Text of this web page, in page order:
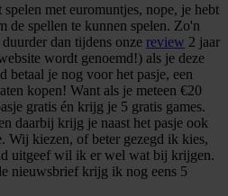
met euromuntjes, nope, je hebt
de spellen te kunnen spelen. Zo'n
dan tijdens onze review 2 jaar
wordt genoemd!) als je deze
betaal je nog voor het pasje, een
kopen! Want als je meteen €20
gratis én krijg je 5 gratis games.
daarbij krijg je naast het pasje ook
Wij kiezen, of beter gezegd ik kies,
uitgeef wil ik er wel wat bij krijgen.
nieuwsbrief krijg ik nog eens 5